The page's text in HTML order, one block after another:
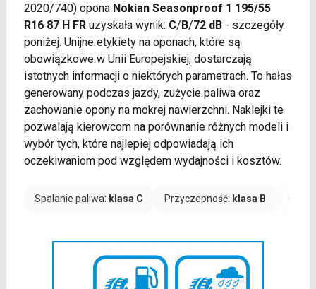
2020/740) opona Nokian Seasonproof 1 195/55
R16 87 H FRuzyskała wynik: C/B/72 dB- szczegóły
poniżej. Unijne etykiety na oponach, które są
obowiązkowe w Unii Europejskiej, dostarczają
istotnych informacji o niektórych parametrach. To hałas
generowany podczas jazdy, zużycie paliwa oraz
zachowanie opony na mokrej nawierzchni. Naklejki te
pozwalają kierowcom na porównanie różnych modeli i
wybór tych, które najlepiej odpowiadają ich
oczekiwaniom pod względem wydajności i kosztów.
Spalanie paliwa: klasa C Przyczepność: klasa B